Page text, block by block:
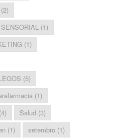
(2)
(1)
(1)
(5)
(1)
(4) Salud (3)
(1) setembro (1)